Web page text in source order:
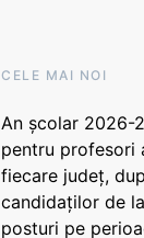
CELE MAI NOI
An școlar 2026-
pentru profesori
fiecare județ,
candidaților de
posturi pe